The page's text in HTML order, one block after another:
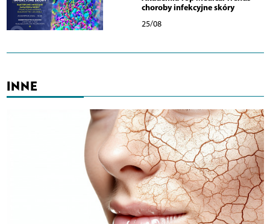
choroby infekcyjne skóry
25/08
INNE